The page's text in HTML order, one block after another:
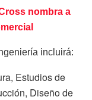
nombra a
incluirá:
Estudios de
Diseño de